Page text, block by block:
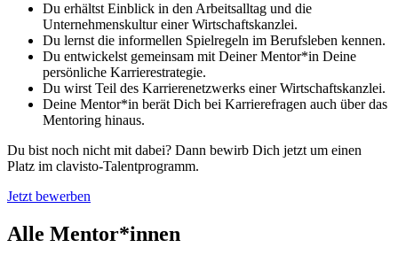
Du erhältst Einblick in den Arbeitsalltag und die
Unternehmenskultur einer Wirtschaftskanzlei.
Du lernst die informellen Spielregeln im Berufsleben kennen.
Du entwickelst gemeinsam mit Deiner Mentor*in Deine
persönliche Karrierestrategie.
Du wirst Teil des Karrierenetzwerks einer Wirtschaftskanzlei.
Deine Mentor*in berät Dich bei Karrierefragen auch über das
Mentoring hinaus.
Du bist noch nicht mit dabei? Dann bewirb Dich jetzt um einen
Platz im clavisto-Talentprogramm.
Jetzt bewerben
Alle Mentor*innen